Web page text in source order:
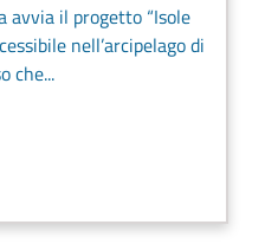
avvia il progetto “Isole
nell’arcipelago di
che...